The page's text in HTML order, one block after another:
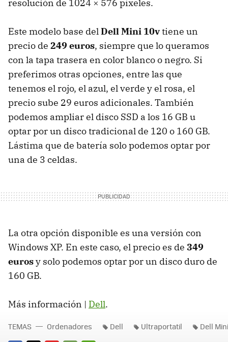
resolución de 1024 × 576 píxeles.
Este modelo base del Dell Mini 10vtiene un
precio de 249 euros, siempre que lo queramos
con la tapa trasera en color blanco o negro. Si
preferimos otras opciones, entre las que
tenemos el rojo, el azul, el verde y el rosa, el
precio sube 29 euros adicionales. También
podemos ampliar el disco SSD a los 16 GB u
optar por un disco tradicional de 120 o 160 GB.
Lástima que de batería solo podemos optar por
una de 3 celdas.
La otra opción disponible es una versión con
Windows XP. En este caso, el precio es de 349
eurosy solo podemos optar por un disco duro de
160 GB.
Más información | Dell.
TEMAS Ordenadores Dell Ultraportatil Dell